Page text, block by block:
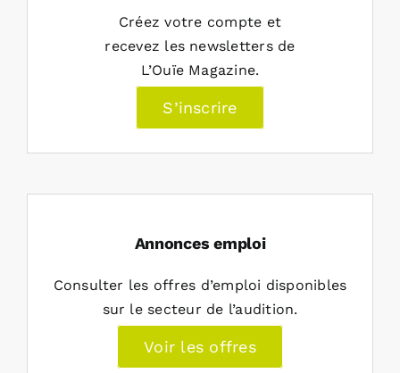
Créez votre compte et
recevez les newsletters de
L’Ouïe Magazine.
S’inscrire
Annonces emploi
Consulter les offres d’emploi disponibles
sur le secteur de l’audition.
Voir les offres